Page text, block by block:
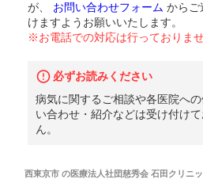
が、
お問い合わせフォーム からご
けますようお願いいたします。
※お電話での対応は行っておりま
必ずお読みください
病気に関するご相談や各医院へ
い合わせ・紹介などは受け付け
ん。
西東京市の医療法人社団慈秀会 石田クリニ